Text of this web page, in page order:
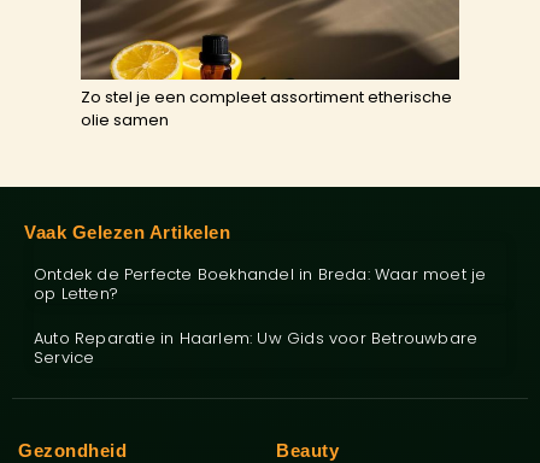
Zo stel je een compleet assortiment etherische
olie samen
Beauty
Gezondheid
Vaak Gelezen Artikelen
Ontdek de Perfecte Boekhandel in Breda: Waar moet je
op Letten?
Auto Reparatie in Haarlem: Uw Gids voor Betrouwbare
Service